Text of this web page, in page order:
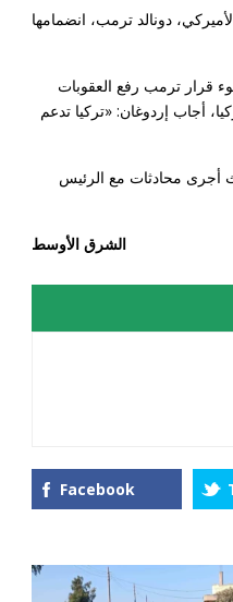
دونالد ترمب، انضمامها
قرار ترمب رفع العقوبات
أجاب إردوغان: «تركيا تدعم
أجرى محادثات مع الرئيس
الشرق الأوسط
Facebook